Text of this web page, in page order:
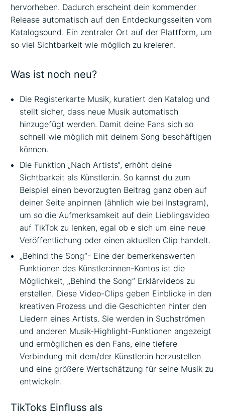
hervorheben. Dadurch erscheint dein kommender
Release automatisch auf den Entdeckungsseiten vom
Katalogsound. Ein zentraler Ort auf der Plattform, um
so viel Sichtbarkeit wie möglich zu kreieren.
Was ist noch neu?
Die Registerkarte Musik, kuratiert den Katalog und
stellt sicher, dass neue Musik automatisch
hinzugefügt werden. Damit deine Fans sich so
schnell wie möglich mit deinem Song beschäftigen
können.
Die Funktion „Nach Artists“, erhöht deine
Sichtbarkeit als Künstler:in. So kannst du zum
Beispiel einen bevorzugten Beitrag ganz oben auf
deiner Seite anpinnen (ähnlich wie bei Instagram),
um so die Aufmerksamkeit auf dein Lieblingsvideo
auf TikTok zu lenken, egal ob e sich um eine neue
Veröffentlichung oder einen aktuellen Clip handelt.
„Behind the Song“- Eine der bemerkenswerten
Funktionen des Künstler:innen-Kontos ist die
Möglichkeit, „Behind the Song“ Erklärvideos zu
erstellen. Diese Video-Clips geben Einblicke in den
kreativen Prozess und die Geschichten hinter den
Liedern eines Artists. Sie werden in Suchströmen
und anderen Musik-Highlight-Funktionen angezeigt
und ermöglichen es den Fans, eine tiefere
Verbindung mit dem/der Künstler:in herzustellen
und eine größere Wertschätzung für seine Musik zu
entwickeln.
TikToks Einfluss als